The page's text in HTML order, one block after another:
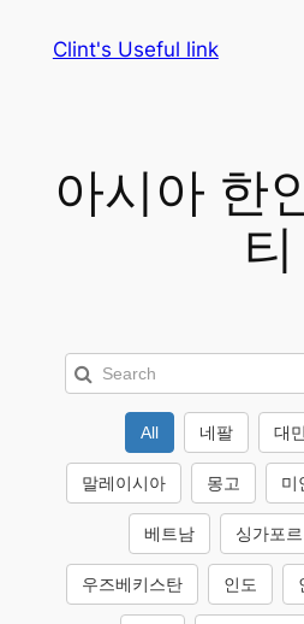
Clint's Useful link
아시아 한
티
All 네팔 대
말레이시아 몽고 미
베트남 싱가포르
우즈베키스탄 인도